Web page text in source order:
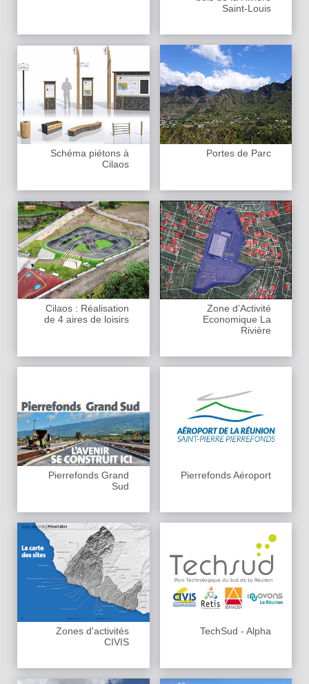
Saint-Louis
Schéma piétons à
Cilaos
Portes de Parc
Cilaos : Réalisation
de 4 aires de loisirs
Zone d’Activité
Economique La
Rivière
Pierrefonds Grand
Sud
Pierrefonds Aéroport
Zones d'activités
CIVIS
TechSud - Alpha